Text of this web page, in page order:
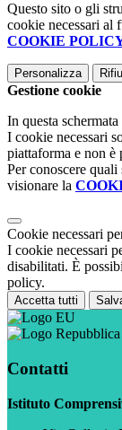
Questo sito o gli
cookie necessari al
COOKIE
Personalizza
Gestione cookie
In questa
I cookie necessari
piattaforma e non è
Per conoscere
visionare la
Cookie necessari
I cookie necessari
disabilitati. È
policy.
Accetta tutti
Contatti
Istituto